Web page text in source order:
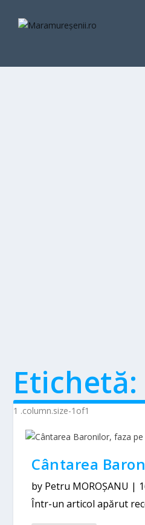
Etichetă:
Cântarea
by Petru MOROȘANU |
Într-un articol apărut